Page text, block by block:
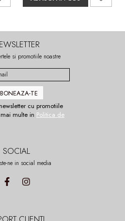
si promotiile noastre
cu promotiile
multe in Politica de
SOCIAL
ne in social media